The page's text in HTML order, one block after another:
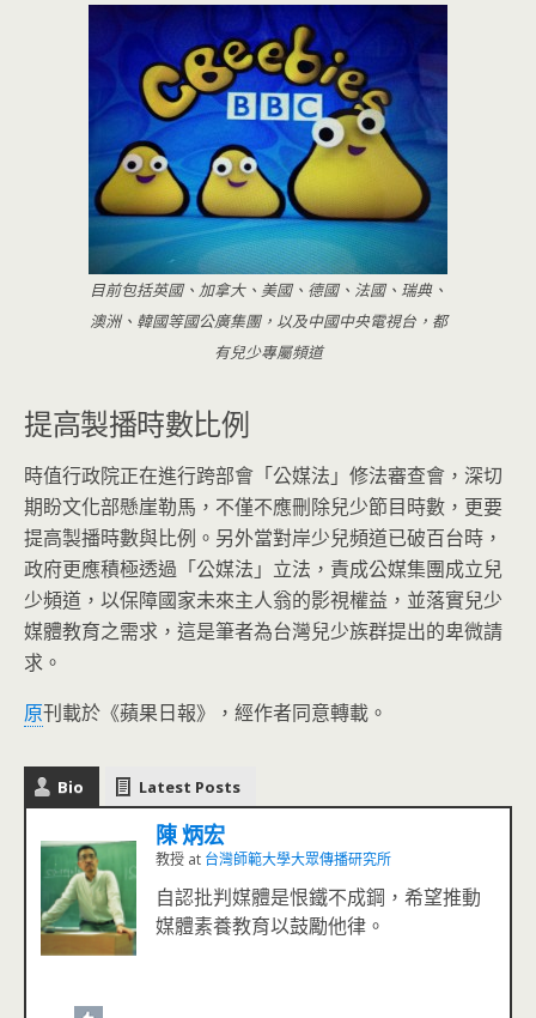
目前包括英國、加拿大、美國、德國、法國、瑞典、
澳洲、韓國等國公廣集團，以及中國中央電視台，都
有兒少專屬頻道
提高製播時數比例
時值行政院正在進行跨部會「公媒法」修法審查會，深切
期盼文化部懸崖勒馬，不僅不應刪除兒少節目時數，更要
提高製播時數與比例。另外當對岸少兒頻道已破百台時，
政府更應積極透過「公媒法」立法，責成公媒集團成立兒
少頻道，以保障國家未來主人翁的影視權益，並落實兒少
媒體教育之需求，這是筆者為台灣兒少族群提出的卑微請
求。
原刊載於《蘋果日報》，經作者同意轉載。
Bio Latest Posts
陳 炳宏
教授 at 台灣師範大學大眾傳播研究所
自認批判媒體是恨鐵不成鋼，希望推動
媒體素養教育以鼓勵他律。